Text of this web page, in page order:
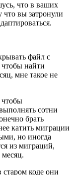
что в ваших
что вы затронули
файл с
найти
мне такое не
чтобы
сотни
брать
катить миграции
но иногда
из миграций,
старом коде они